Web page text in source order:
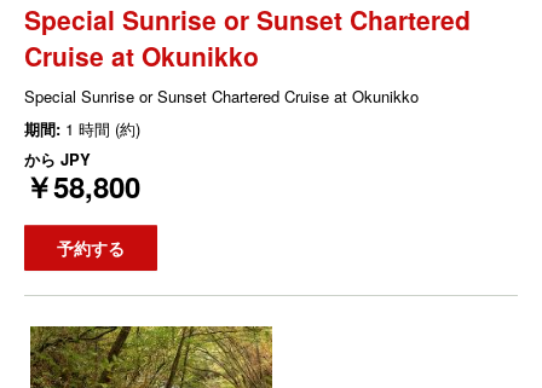
Special Sunrise or Sunset Chartered
Cruise at Okunikko
Special Sunrise or Sunset Chartered Cruise at Okunikko
期間: 1 時間 (約)
から JPY
￥58,800
予約する